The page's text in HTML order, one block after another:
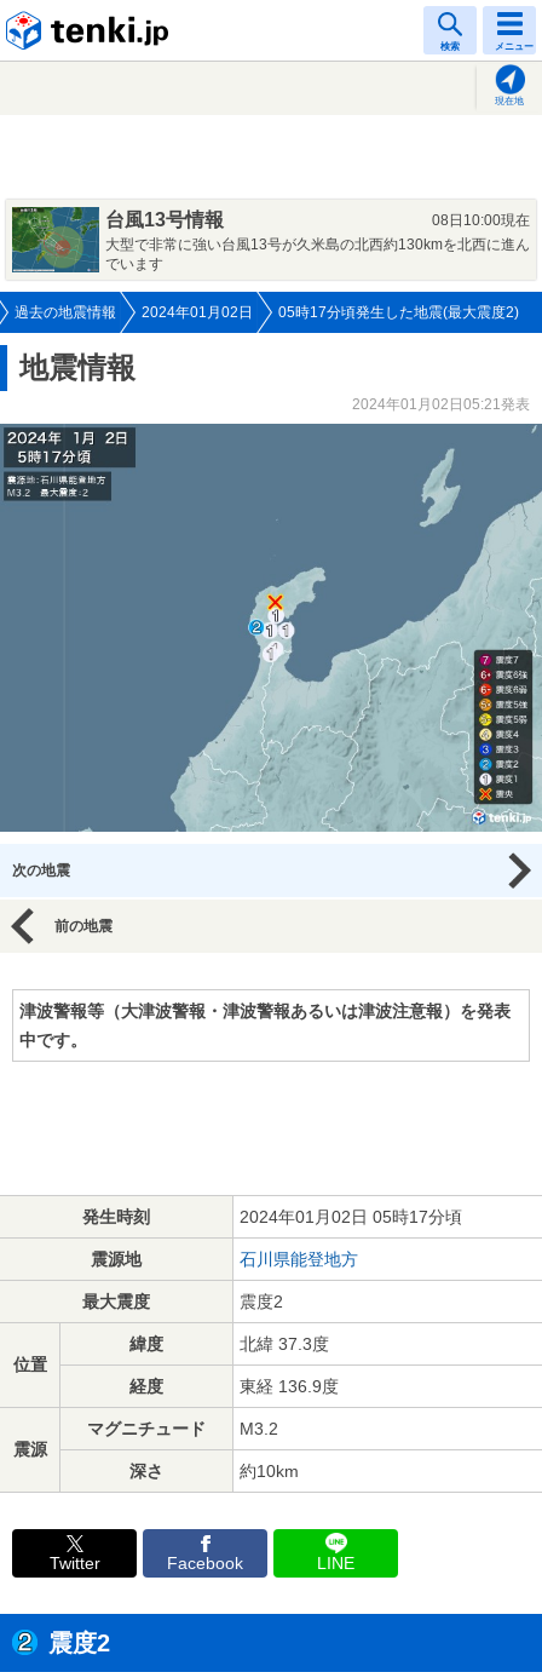
検索 メニュー
現在地
台風13号情報
08日10:00現在
大型で非常に強い台風13号が久米島の北西約130kmを北西に進ん
でいます
過去の地震情報 2024年01月02日 05時17分頃発生した地震(最大震度2)
地震情報
2024年01月02日05:21発表
次の地震
前の地震
津波警報等（大津波警報・津波警報あるいは津波注意報）を発表
中です。
発生時刻 2024年01月02日 05時17分頃
震源地 石川県能登地方
最大震度 震度2
位置
緯度 北緯 37.3度
経度 東経 136.9度
震源
マグニチュード M3.2
深さ 約10km
Twitter Facebook LINE
震度2